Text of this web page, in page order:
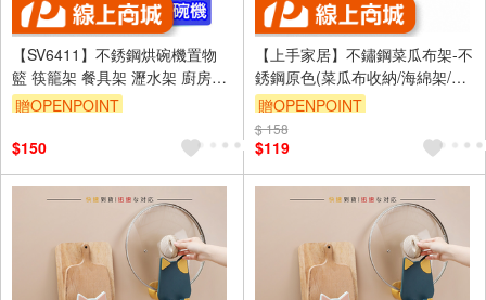
【SV6411】不銹鋼烘碗機置物
籃 筷籠架 餐具架 瀝水架 廚房收
納籃 萬用籃 置物籃 收納架
贈OPENPOINT
$150
【上手家居】不鏽鋼菜瓜布架-不
銹鋼原色(菜瓜布收納/海綿架/菜
瓜布瀝水/海綿瀝水架/海綿掛架)
贈OPENPOINT
訂單滿999享9折
$ 158
$119